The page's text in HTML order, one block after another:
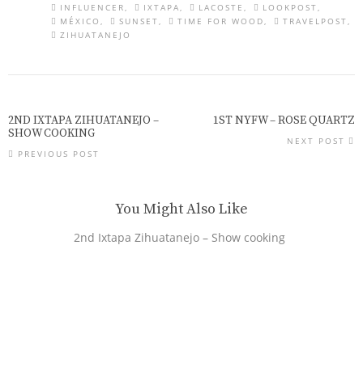
INFLUENCER
IXTAPA LACOSTE
LOOKPOST
MÉXICO
SUNSET TIME FOR WOOD
TRAVELPOST
ZIHUATANEJO
2ND IXTAPA ZIHUATANEJO –
SHOW COOKING
PREVIOUS POST
1ST NYFW – ROSE QUARTZ
NEXT POST
You Might Also Like
2nd Ixtapa Zihuatanejo – Show cooking